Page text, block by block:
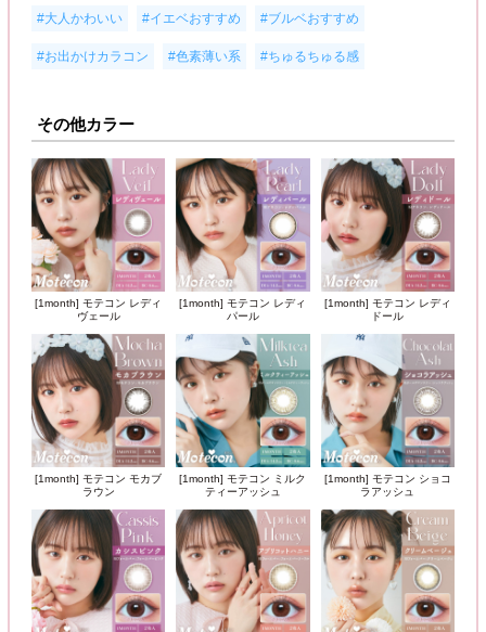
#大人かわいい #イエベおすすめ #ブルベおすすめ
#お出かけカラコン #色素薄い系 #ちゅるちゅる感
その他カラー
[1month] モテコン レディ
ヴェール
[1month] モテコン レディ
パール
[1month] モテコン レディ
ドール
[1month] モテコン モカブ
ラウン
[1month] モテコン ミルク
ティーアッシュ
[1month] モテコン ショコ
ラアッシュ